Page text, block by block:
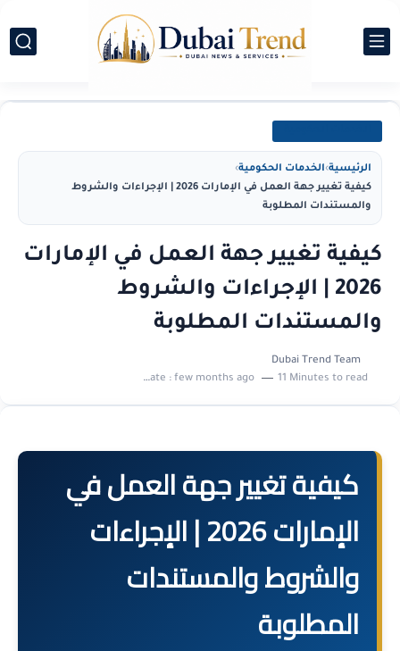
الرئيسية›الخدمات الحكومية›
كيفية تغيير جهة العمل في الإمارات 2026 | الإجراءات والشروط
والمستندات المطلوبة
كيفية تغيير جهة العمل في الإمارات
2026 | الإجراءات والشروط
والمستندات المطلوبة
Dubai Trend Team
Last update :
few months ago 11 Minutes to read
كيفية تغيير جهة العمل في
الإمارات 2026 | الإجراءات
والشروط والمستندات
المطلوبة